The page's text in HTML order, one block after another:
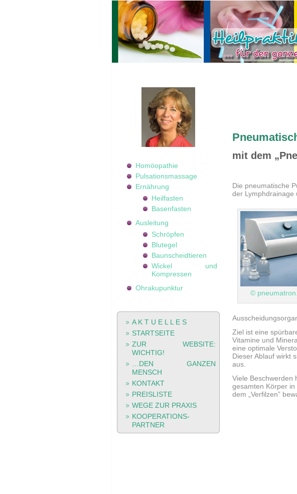
Homöopathie
Pulsationsmassage
Ernährung
Heilfasten
Basenfasten
Ausleitung
Schröpfen
Blutegel
Baunscheidtieren
Wickel und
Kompressen
Ohrakupunktur
A K T U E L L E S
STARTSEITE
ZUR WEBSITE:
WICHTIG!
DEN GANZEN
MENSCH
KONTAKT
PREISLISTE
WEGE ZUR PRAXIS
KOOPERATIONS-
PARTNER
mit dem
Die pneumatische
der Lymphdrainage
©
Ziel ist eine
Vitamine und
eine optimale
Dieser Ablauf wirkt
aus.
Viele Beschwerden
gesamten Körper
dem „Verfilzen”